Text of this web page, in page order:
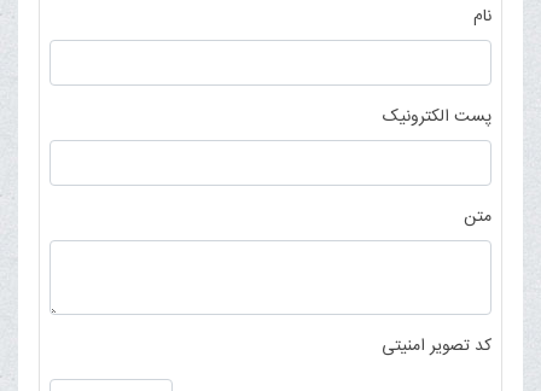
نام
پست الکترونیک
متن
کد تصویر امنیتی